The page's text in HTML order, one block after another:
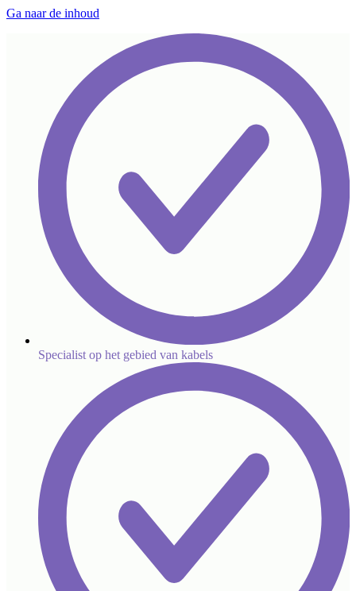
Ga naar de inhoud
Specialist op het gebied van kabels